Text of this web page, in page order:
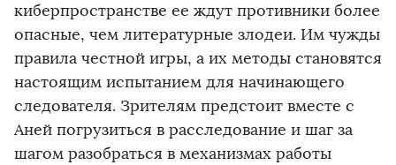
киберпространстве ее ждут противники более
опасные, чем литературные злодеи. Им чужды
правила честной игры, а их методы становятся
настоящим испытанием для начинающего
следователя. Зрителям предстоит вместе с
Аней погрузиться в расследование и шаг за
шагом разобраться в механизмах работы